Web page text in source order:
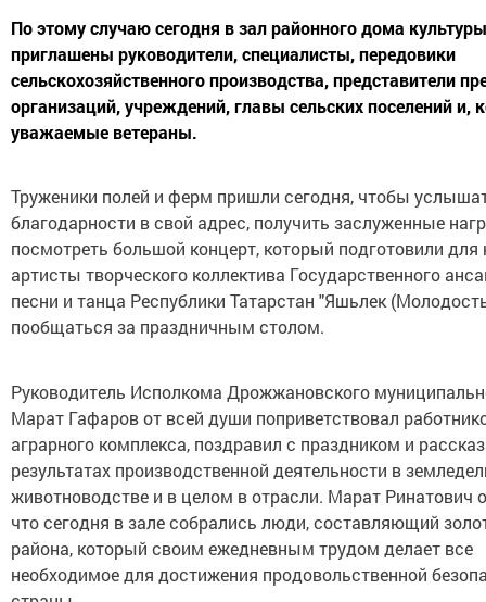
По этому случаю сегодня в зал районного дома
приглашены руководители, специалисты, передовики
сельскохозяйственного производства, представители
организаций, учреждений, главы сельских поселений и,
уважаемые ветераны.
Труженики полей и ферм пришли сегодня, чтобы
благодарности в свой адрес, получить заслуженные
посмотреть большой концерт, который подготовили для
артисты творческого коллектива Государственного
песни и танца Республики Татарстан "Яшьлек
пообщаться за праздничным столом.
Руководитель Исполкома Дрожжановского
Марат Гафаров от всей души поприветствовал
аграрного комплекса, поздравил с праздником и
результатах производственной деятельности в
животноводстве и в целом в отрасли. Марат Ринатович
что сегодня в зале собрались люди, составляющий
района, который своим ежедневным трудом делает все
необходимое для достижения продовольственной